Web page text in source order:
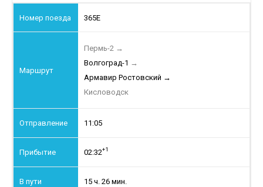
365Е
Пермь-2 →
Волгоград-1 →
Армавир Ростовский →
Кисловодск
11:05
02:32+1
15 ч. 26 мин.